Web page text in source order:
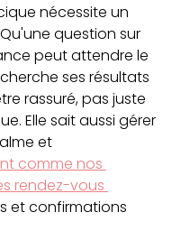
nécessite un
question sur
peut attendre le
ses résultats
rassuré, pas juste
Elle sait aussi gérer
et
comme nos
rendez-vous
et confirmations